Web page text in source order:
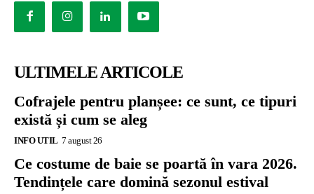
ULTIMELE ARTICOLE
Cofrajele pentru planșee: ce sunt, ce tipuri
există și cum se aleg
INFO UTIL 7 august 26
Ce costume de baie se poartă în vara 2026.
Tendințele care domină sezonul estival